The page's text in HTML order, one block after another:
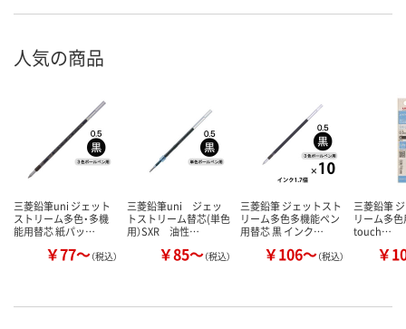
人気の商品
三菱鉛筆uni ジェット
ストリーム多色・多機
能用替芯 紙パッ…
￥77～（税込）
三菱鉛筆uni ジェッ
トストリーム替芯(単色
用）SXR 油性…
￥85～（税込）
三菱鉛筆 ジェットスト
リーム多色多機能ペン
用替芯 黒 インク…
￥106～（税込）
三菱鉛筆
リーム多色
touch…
￥